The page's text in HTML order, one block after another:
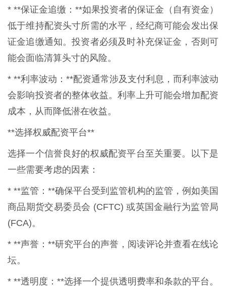
* **保证金追缴：**如果投资者的保证金（自有资金）
低于维持配资头寸所需的水平，经纪商可能会发出保
证金追缴通知。投资者必须及时补充保证金，否则可
能会面临清算头寸的风险。
* **利率波动：**配资通常涉及支付利息，而利率波动
会影响投资者的整体收益。利率上升可能会增加配资
成本，从而降低潜在收益。
**选择权威配资平台**
选择一个信誉良好的权威配资平台至关重要。以下是
一些需要考虑的因素：
* **监管：**确保平台受到监管机构的监管，例如美国
商品期货交易委员会 (CFTC) 或英国金融行为监管局
(FCA)。
* **声誉：**研究平台的声誉，阅读评论并查看在线论
坛。
* **透明度：**选择一个提供透明费率和条款的平台。